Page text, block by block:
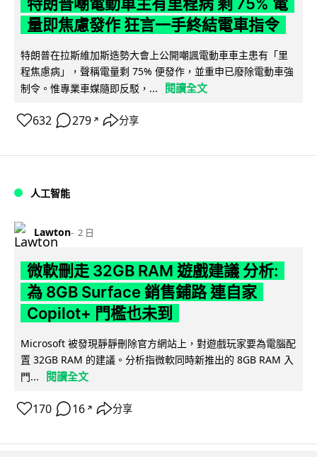
特朗普嘲電動車主有里程病 剩 75% 電
量即焦慮發作 狂言一手終結電車指令
特朗普在拉斯維加斯造勢大會上公開嘲諷電動車車主患有「里
程焦慮病」，聲稱電量剩 75% 便發作，並重申已廢除電動車強
制令。惟專業車媒隨即反駁，...
閱讀全文
632 279 ↗ 分享
人工智能
Lawton 2 日
微軟刪走 32GB RAM 遊戲建議 分析:
為 8GB Surface 銷售鋪路 連自家
Copilot+ 門檻也未到
Microsoft 被發現靜靜刪除官方網站上，對遊戲玩家要為電腦配
置 32GB RAM 的建議。分析指微軟同時新推出的 8GB RAM 入
門...
閱讀全文
170 16 ↗ 分享